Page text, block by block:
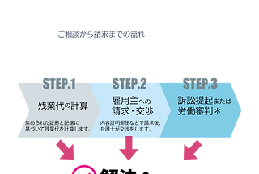
​ご相談から請求までの流れ